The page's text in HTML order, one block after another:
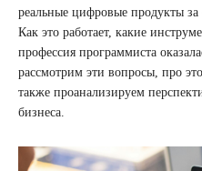
реальные цифровые продукты
Как это работает, какие
профессия программиста
рассмотрим эти вопросы, про
также проанализируем
бизнеса.